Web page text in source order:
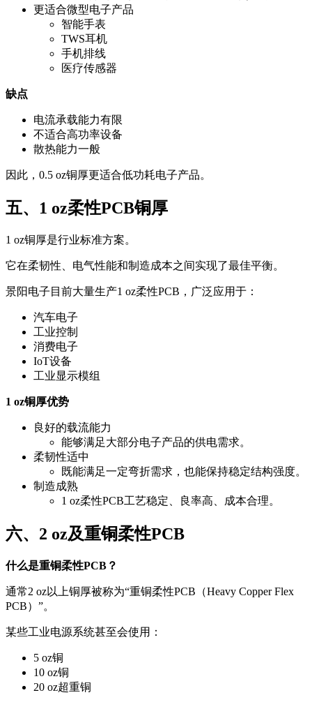
更适合微型电子产品
智能手表
TWS耳机
手机排线
医疗传感器
缺点
电流承载能力有限
不适合高功率设备
散热能力一般
因此，0.5 oz铜厚更适合低功耗电子产品。
五、1 oz柔性PCB铜厚
1 oz铜厚是行业标准方案。
它在柔韧性、电气性能和制造成本之间实现了最佳平衡。
景阳电子目前大量生产1 oz柔性PCB，广泛应用于：
汽车电子
工业控制
消费电子
IoT设备
工业显示模组
1 oz铜厚优势
良好的载流能力
能够满足大部分电子产品的供电需求。
柔韧性适中
既能满足一定弯折需求，也能保持稳定结构强度。
制造成熟
1 oz柔性PCB工艺稳定、良率高、成本合理。
六、2 oz及重铜柔性PCB
什么是重铜柔性PCB？
通常2 oz以上铜厚被称为“重铜柔性PCB（Heavy Copper Flex
PCB）”。
某些工业电源系统甚至会使用：
5 oz铜
10 oz铜
20 oz超重铜